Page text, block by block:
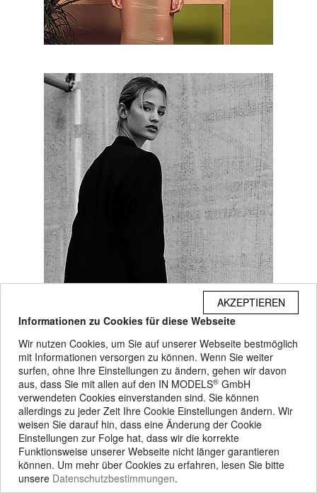
AKZEPTIEREN
Informationen zu Cookies für diese Webseite
Wir nutzen Cookies, um Sie auf unserer Webseite bestmöglich
mit Informationen versorgen zu können. Wenn Sie weiter
surfen, ohne Ihre Einstellungen zu ändern, gehen wir davon
aus, dass Sie mit allen auf den IN MODELS® GmbH
verwendeten Cookies einverstanden sind. Sie können
allerdings zu jeder Zeit Ihre Cookie Einstellungen ändern. Wir
weisen Sie darauf hin, dass eine Änderung der Cookie
Einstellungen zur Folge hat, dass wir die korrekte
Funktionsweise unserer Webseite nicht länger garantieren
können. Um mehr über Cookies zu erfahren, lesen Sie bitte
unsere Datenschutzbestimmungen.